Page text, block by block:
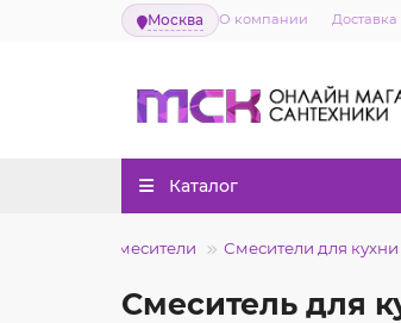
Москва О компании Доставка
Каталог
Смесители Смесители для кухни
Смеситель для